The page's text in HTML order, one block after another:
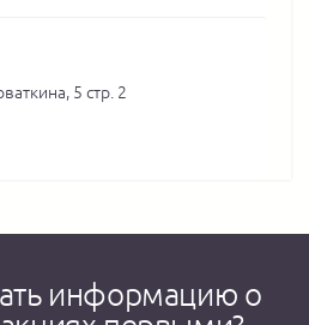
5 стр. 2
информацию о